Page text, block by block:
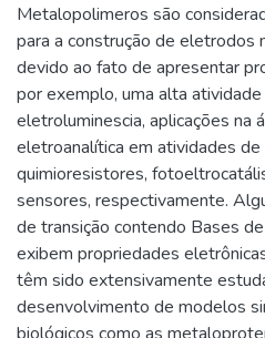
Metalopolimeros são
para a construção de eletrodos
devido ao fato de apresentar
por exemplo, uma alta
eletroluminescia, aplicações na
eletroanalítica em atividades
quimioresistores,
sensores, respectivamente.
de transição contendo Bases
exibem propriedades
têm sido extensivamente
desenvolvimento de modelos